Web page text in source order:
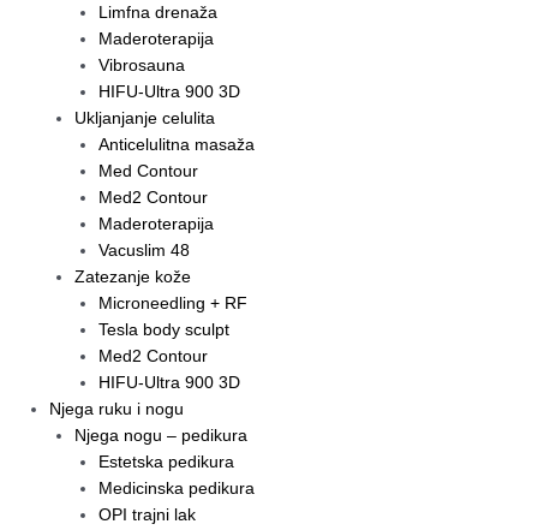
Limfna drenaža
Maderoterapija
Vibrosauna
HIFU-Ultra 900 3D
Ukljanjanje celulita
Anticelulitna masaža
Med Contour
Med2 Contour
Maderoterapija
Vacuslim 48
Zatezanje kože
Microneedling + RF
Tesla body sculpt
Med2 Contour
HIFU-Ultra 900 3D
Njega ruku i nogu
Njega nogu – pedikura
Estetska pedikura
Medicinska pedikura
OPI trajni lak